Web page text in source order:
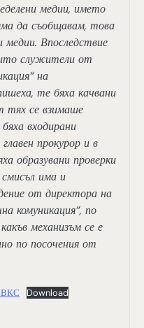
медии, името
да съобщавам, това
медии. Впоследствие
служители от
на
те бяха качвани
тях се взимаше
входирани
прокурор и в
образувани проверки
има и
от директора на
комуникация“, по
механизъм се е
по посочения от
ВКС Download